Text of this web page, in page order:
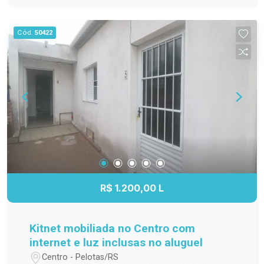
aproveitamento do espaço; Banheiro completo;
Apartamento localizado no 3º andar,
proporcionando mais privacidade, boa ventilação
e excelente iluminação natural. Localização
Localizado na Avenida Duque de Caxias, o
Residencial Estrela Gaúcha oferece fácil acesso
aos principais pontos da cidade. O imóvel está
próximo a supermercados, escolas, farmácias,
transporte público e diversos comércios e
serviços, trazendo mais praticidade para o dia a
de conhecer este apartamento. Entre em contato
e agende sua visita para descobrir tudo o que
Cód. 50422
R$ 1.200,00 L
Kitnet mobiliada no Centro com
internet e luz inclusas no aluguel
Centro - Pelotas/RS